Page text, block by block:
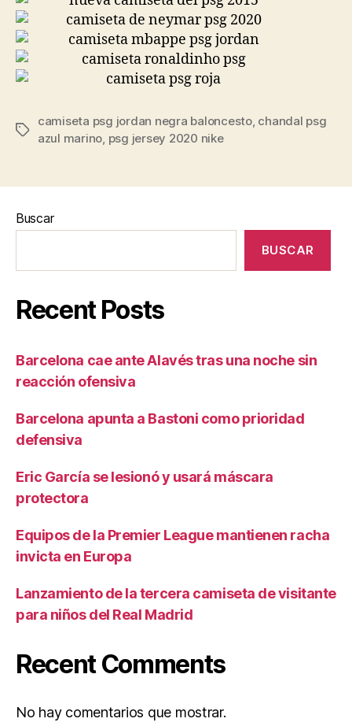
Etiquetas
camiseta psg jordan negra baloncesto, chandal psg
azul marino, psg jersey 2020 nike
Buscar
BUSCAR
Recent Posts
Barcelona cae ante Alavés tras una noche sin
reacción ofensiva
Barcelona apunta a Bastoni como prioridad
defensiva
Eric García se lesionó y usará máscara
protectora
Equipos de la Premier League mantienen racha
invicta en Europa
Lanzamiento de la tercera camiseta de visitante
para niños del Real Madrid
Recent Comments
No hay comentarios que mostrar.